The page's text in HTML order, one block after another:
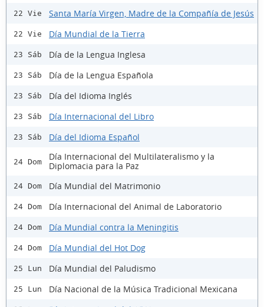
22 Vie Santa María Virgen, Madre de la Compañía de Jesús
22 Vie Día Mundial de la Tierra
23 Sáb Día de la Lengua Inglesa
23 Sáb Día de la Lengua Española
23 Sáb Día del Idioma Inglés
23 Sáb Día Internacional del Libro
23 Sáb Día del Idioma Español
24 Dom
Día Internacional del Multilateralismo y la
Diplomacia para la Paz
24 Dom Día Mundial del Matrimonio
24 Dom Día Internacional del Animal de Laboratorio
24 Dom Día Mundial contra la Meningitis
24 Dom Día Mundial del Hot Dog
25 Lun Día Mundial del Paludismo
25 Lun Día Nacional de la Música Tradicional Mexicana